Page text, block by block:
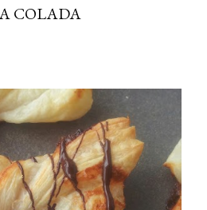
COLADA